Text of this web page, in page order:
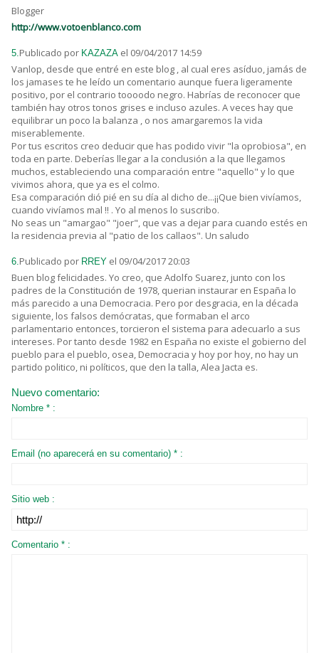
Blogger
http://www.votoenblanco.com
5.Publicado por KAZAZA el 09/04/2017 14:59
Vanlop, desde que entré en este blog , al cual eres asíduo, jamás de
los jamases te he leído un comentario aunque fuera ligeramente
positivo, por el contrario toooodo negro. Habrías de reconocer que
también hay otros tonos grises e incluso azules. A veces hay que
equilibrar un poco la balanza , o nos amargaremos la vida
miserablemente.
Por tus escritos creo deducir que has podido vivir "la oprobiosa", en
toda en parte. Deberías llegar a la conclusión a la que llegamos
muchos, estableciendo una comparación entre "aquello" y lo que
vivimos ahora, que ya es el colmo.
Esa comparación dió pié en su día al dicho de...¡¡Que bien vivíamos,
cuando vivíamos mal !! . Yo al menos lo suscribo.
No seas un "amargao" "joer", que vas a dejar para cuando estés en
la residencia previa al "patio de los callaos". Un saludo
6.Publicado por RREY el 09/04/2017 20:03
Buen blog felicidades. Yo creo, que Adolfo Suarez, junto con los
padres de la Constitución de 1978, querian instaurar en España lo
más parecido a una Democracia. Pero por desgracia, en la década
siguiente, los falsos demócratas, que formaban el arco
parlamentario entonces, torcieron el sistema para adecuarlo a sus
intereses. Por tanto desde 1982 en España no existe el gobierno del
pueblo para el pueblo, osea, Democracia y hoy por hoy, no hay un
partido politico, ni políticos, que den la talla, Alea Jacta es.
Nuevo comentario:
Nombre * :
Email (no aparecerá en su comentario) * :
Sitio web :
Comentario * :